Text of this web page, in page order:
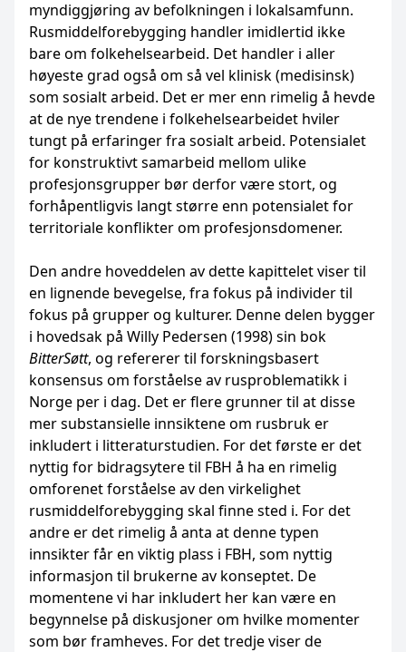
myndiggjøring av befolkningen i lokalsamfunn.
Rusmiddelforebygging handler imidlertid ikke
bare om folkehelsearbeid. Det handler i aller
høyeste grad også om så vel klinisk (medisinsk)
som sosialt arbeid. Det er mer enn rimelig å hevde
at de nye trendene i folkehelsearbeidet hviler
tungt på erfaringer fra sosialt arbeid. Potensialet
for konstruktivt samarbeid mellom ulike
profesjonsgrupper bør derfor være stort, og
forhåpentligvis langt større enn potensialet for
territoriale konflikter om profesjonsdomener.
Den andre hoveddelen av dette kapittelet viser til
en lignende bevegelse, fra fokus på individer til
fokus på grupper og kulturer. Denne delen bygger
i hovedsak på Willy Pedersen (1998) sin bok
BitterSøtt, og refererer til forskningsbasert
konsensus om forståelse av rusproblematikk i
Norge per i dag. Det er flere grunner til at disse
mer substansielle innsiktene om rusbruk er
inkludert i litteraturstudien. For det første er det
nyttig for bidragsytere til FBH å ha en rimelig
omforenet forståelse av den virkelighet
rusmiddelforebygging skal finne sted i. For det
andre er det rimelig å anta at denne typen
innsikter får en viktig plass i FBH, som nyttig
informasjon til brukerne av konseptet. De
momentene vi har inkludert her kan være en
begynnelse på diskusjoner om hvilke momenter
som bør framheves. For det tredje viser de